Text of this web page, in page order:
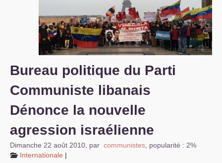
Vie du site
Bureau politique du Parti
Communiste libanais
Dénonce la nouvelle
agression israélienne
Dimanche 22 août 2010 par communistes popularité : 2%
Internationale |